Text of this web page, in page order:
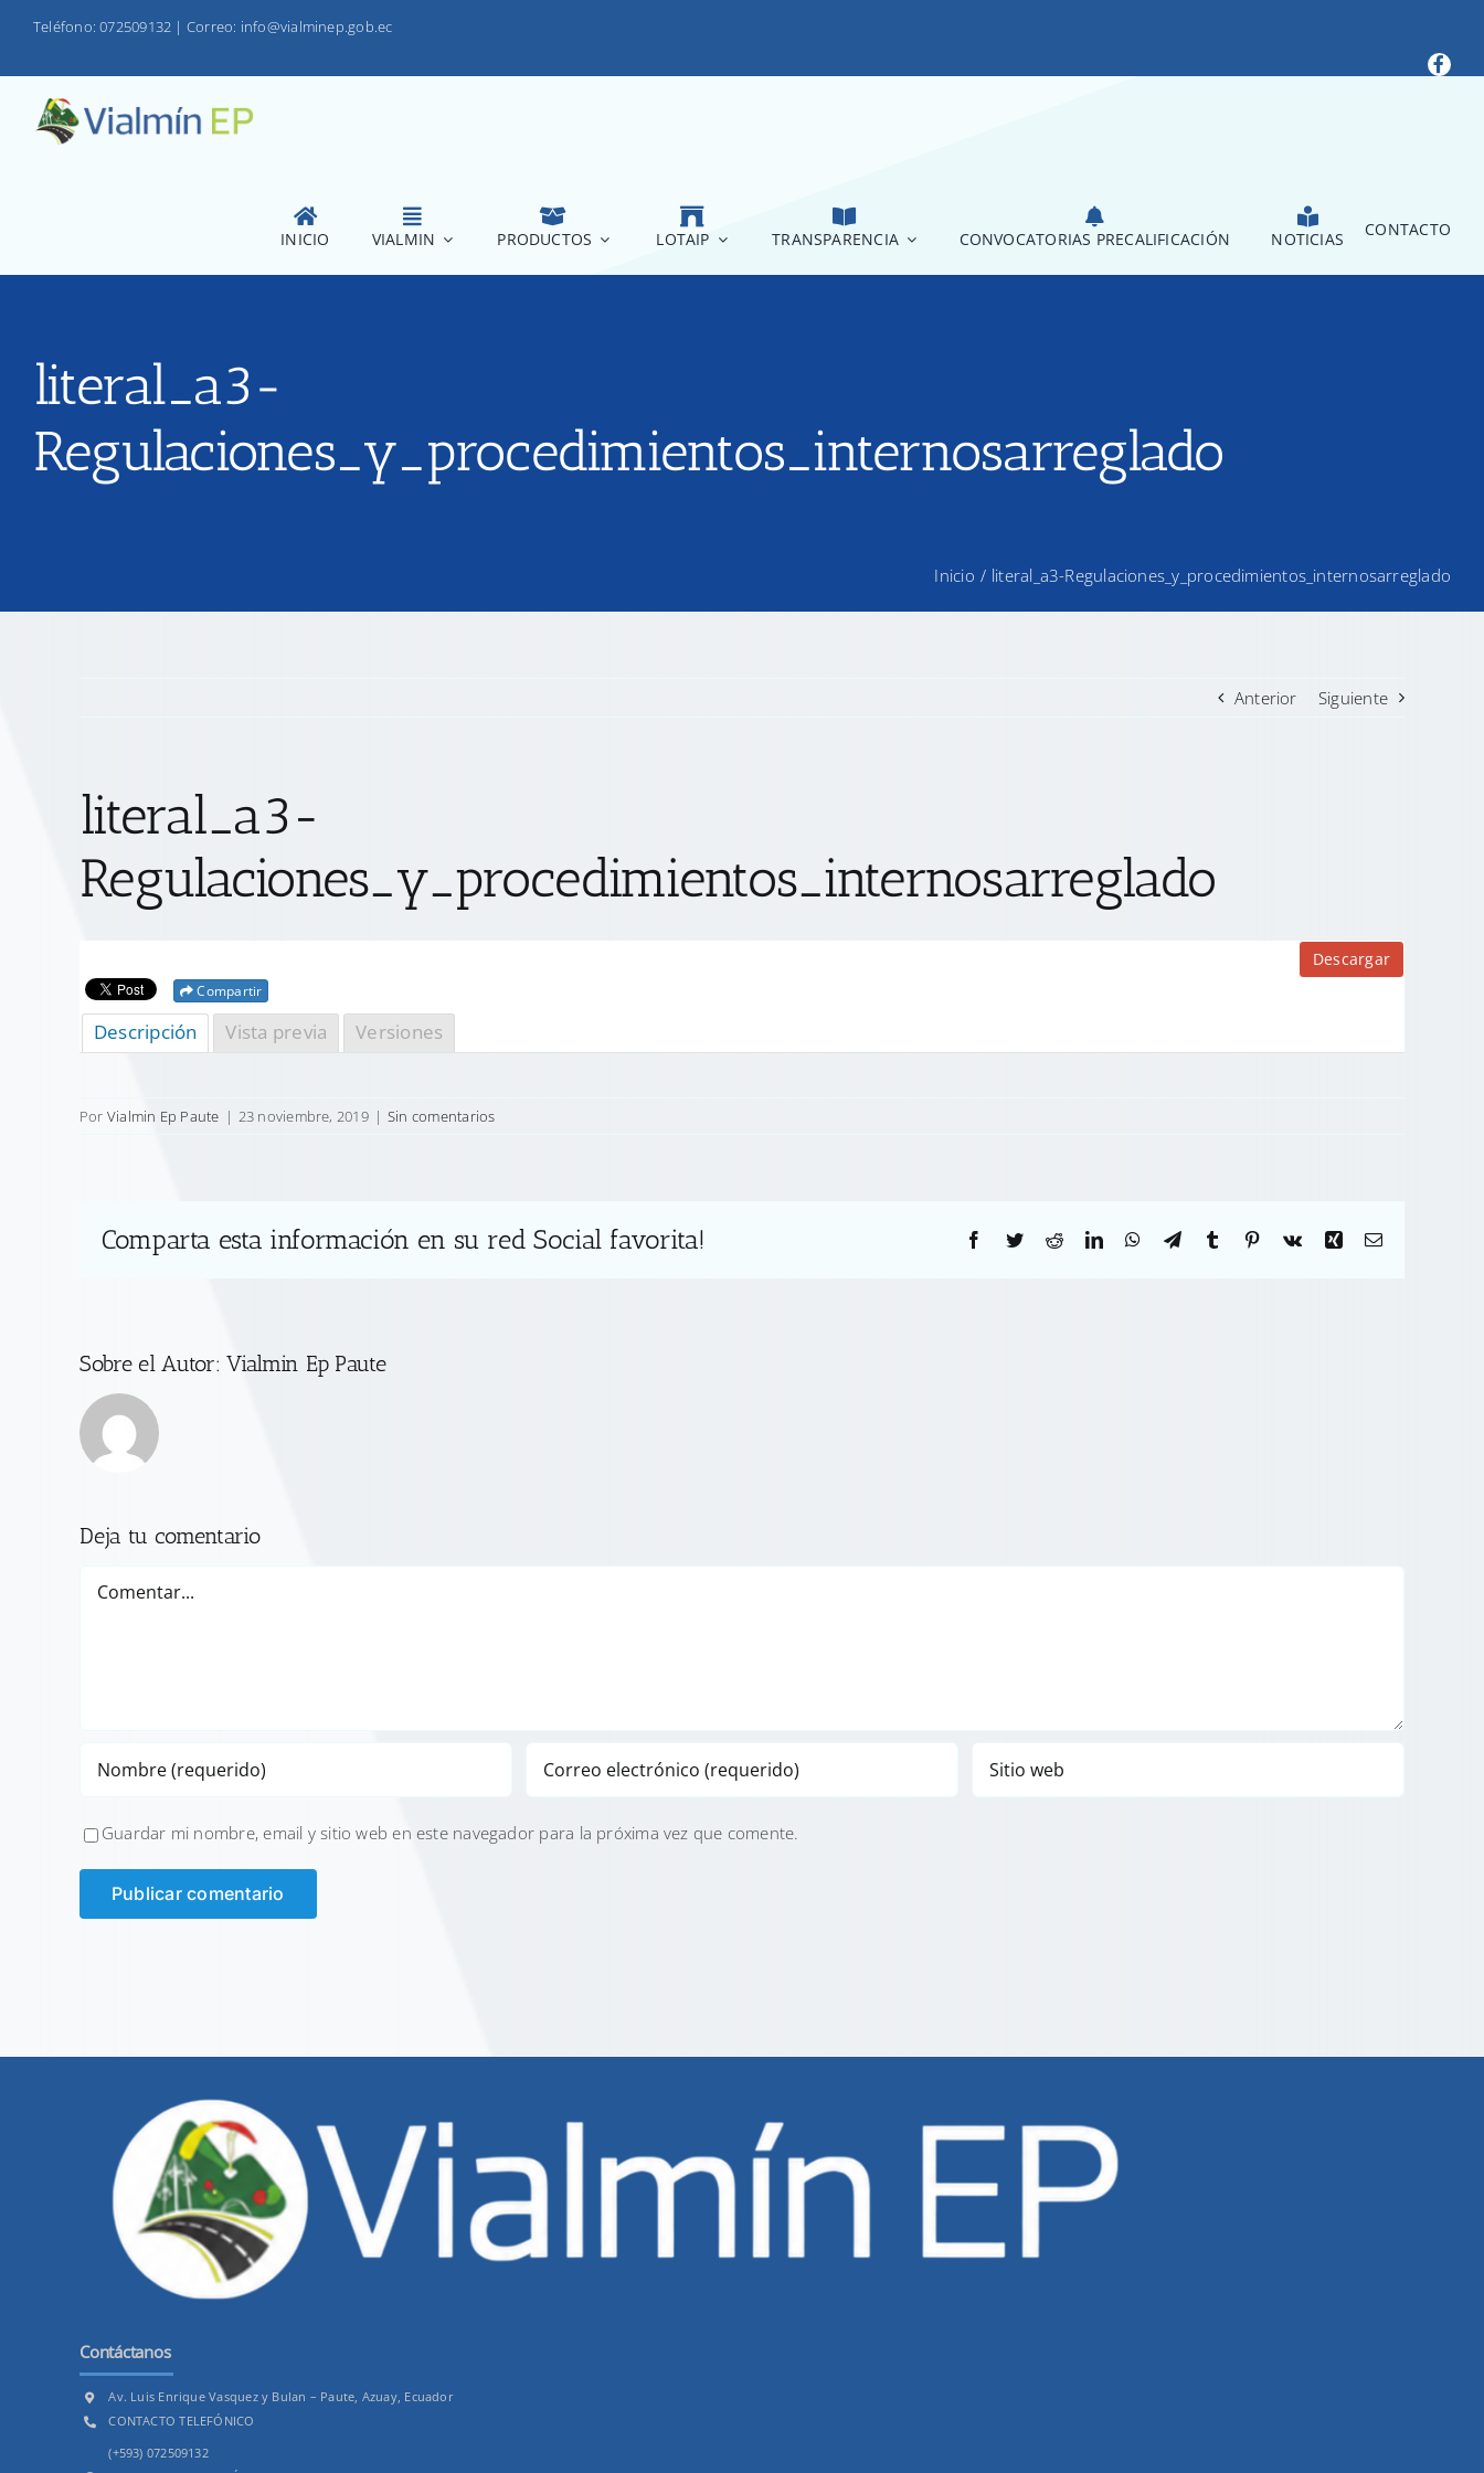
Teléfono: 072509132 | Correo: info@vialminep.gob.ec
INICIO VIALMIN PRODUCTOS LOTAIP TRANSPARENCIA CONVOCATORIAS PRECALIFICACIÓN NOTICIAS CONTACTO
literal_a3-
Regulaciones_y_procedimientos_internosarreglado
Inicio / literal_a3-Regulaciones_y_procedimientos_internosarreglado
Anterior Siguiente
literal_a3-
Regulaciones_y_procedimientos_internosarreglado
Descargar
Compartir
Descripción Vista previa Versiones
Por Vialmin Ep Paute | 23 noviembre, 2019 | Sin comentarios
Comparta esta información en su red Social favorita! Facebook
TwitterRedditLinkedInWhatsApp
TelegramTumblr Pinterest
Vk Xing Correo
Sobre el Autor:Vialmin Ep Paute
Deja tu comentario
Guardar mi nombre, email y sitio web en este navegador para la próxima vez que comente.
Contáctanos
Av. Luis Enrique Vasquez y Bulan – Paute, Azuay, Ecuador
CONTACTO TELEFÓNICO
(+593) 072509132